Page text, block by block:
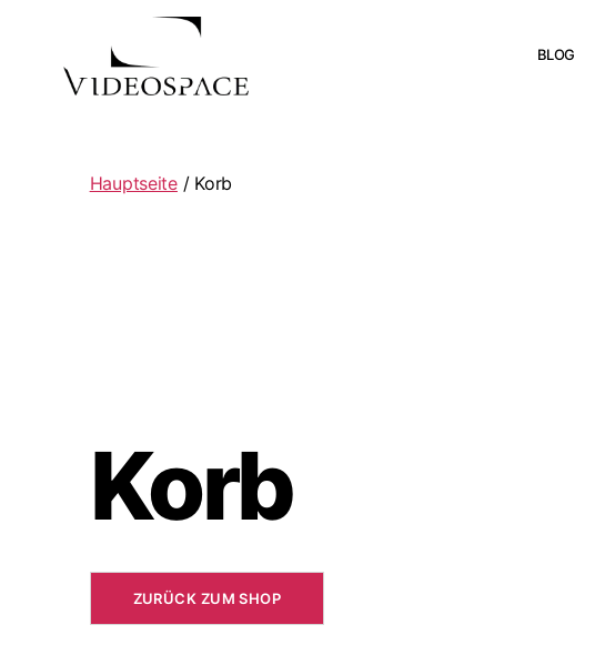
BLOG
Hauptseite/ Korb
Korb
ZURÜCK ZUM SHOP